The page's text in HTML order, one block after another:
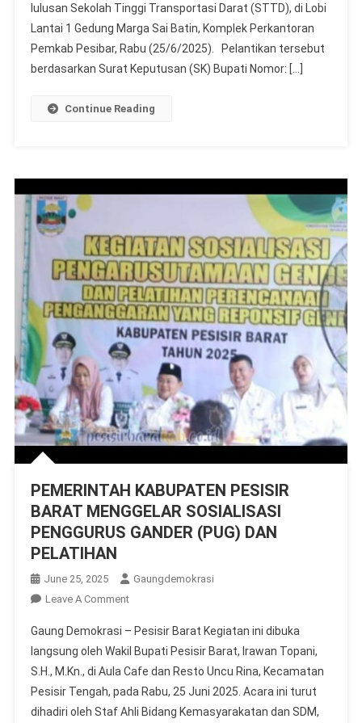
LANGSUNG
409
CALON
PEGAWAI
lulusan Sekolah Tinggi Transportasi Darat (STTD), di Lobi
Lantai 1 Gedung Marga Sai Batin, Komplek Perkantoran
Pemkab Pesibar, Rabu (25/6/2025). Pelantikan tersebut
berdasarkan Surat Keputusan (SK) Bupati Nomor: […]
Continue Reading
PEMERINTAH KABUPATEN PESISIR
BARAT MENGGELAR SOSIALISASI
PENGGURUS GANDER (PUG) DAN
PELATIHAN
June 25, 2025
Gaungdemokrasi
Leave A CommentOn
KABUPATEN
PESISIR
BARAT
MENGGELAR
SOSIALISASI
Gaung Demokrasi – Pesisir Barat Kegiatan ini dibuka
langsung oleh Wakil Bupati Pesisir Barat, Irawan Topani,
S.H., M.Kn., di Aula Cafe dan Resto Uncu Rina, Kecamatan
Pesisir Tengah, pada Rabu, 25 Juni 2025. Acara ini turut
dihadiri oleh Staf Ahli Bidang Kemasyarakatan dan SDM,